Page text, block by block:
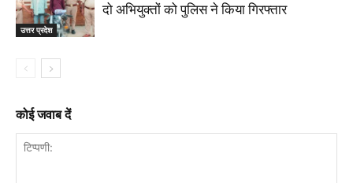
उत्तर प्रदेश
दो अभियुक्तों को पुलिस ने किया गिरफ्तार
कोई जवाब दें